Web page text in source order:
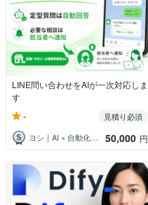
LINE問い合わせをAIが一次対応しま
す
-
見積り必須
ヨシ｜AI × 自動化で「面倒」を消す人
50,000 円